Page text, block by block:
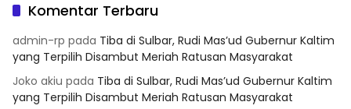
Komentar Terbaru
admin-rp pada Tiba di Sulbar, Rudi Mas’ud Gubernur Kaltim
yang Terpilih Disambut Meriah Ratusan Masyarakat
Joko akiu pada Tiba di Sulbar, Rudi Mas’ud Gubernur Kaltim
yang Terpilih Disambut Meriah Ratusan Masyarakat